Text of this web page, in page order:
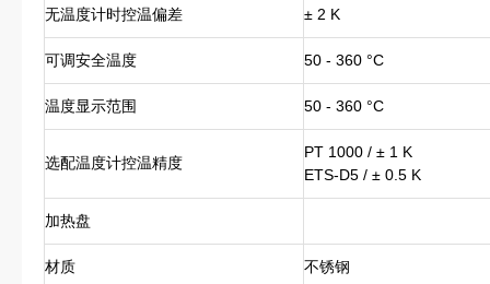
无温度计时控温偏差 ± 2 K
可调安全温度 50 - 360 °C
温度显示范围 50 - 360 °C
选配温度计控温精度
PT 1000 / ± 1 K
ETS-D5 / ± 0.5 K
加热盘
材质 不锈钢